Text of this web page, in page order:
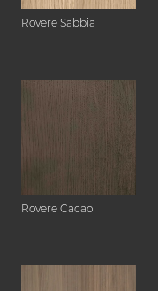
Rovere Sabbia
Rovere Cacao